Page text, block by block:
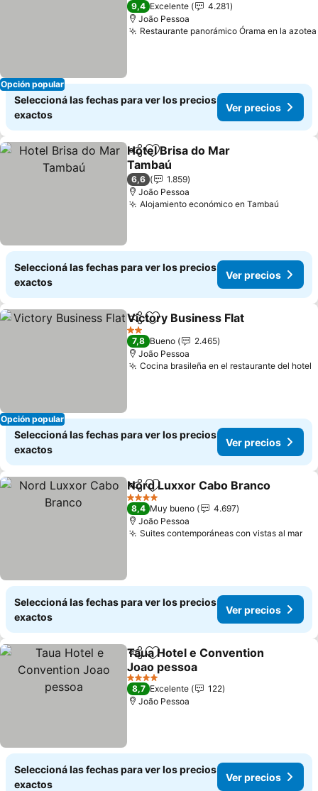
Opción popular
9,4 Excelente
4.281
João Pessoa
Restaurante panorámico Órama en la azotea
Seleccioná las fechas para ver los precios
exactos
Ver precios
CompartirAñadir a favoritos
Hotel Brisa do Mar
Tambaú
Ver precios
6,6
1.859
João Pessoa
Alojamiento económico en Tambaú
Seleccioná las fechas para ver los precios
exactos
Ver precios
Opción popular
CompartirAñadir a favoritos
Victory Business Flat
2 Estrellas
7,8 Bueno
2.465
João Pessoa
Cocina brasileña en el restaurante del hotel
Seleccioná las fechas para ver los precios
exactos
Ver precios
CompartirAñadir a favoritos
Nord Luxxor Cabo Branco
4 Estrellas
8,4 Muy bueno
4.697
João Pessoa
Suites contemporáneas con vistas al mar
Seleccioná las fechas para ver los precios
exactos
Ver precios
Compartir
Añadir a favoritos
Taua Hotel e Convention
Joao pessoa
Ver precios
4 Estrellas
8,7 Excelente
122
João Pessoa
Seleccioná las fechas para ver los precios
exactos
Ver precios